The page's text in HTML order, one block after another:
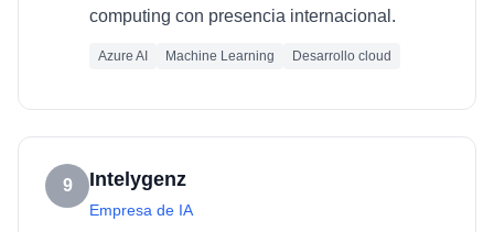
computing con presencia internacional.
Azure AI Machine Learning Desarrollo cloud
9 Intelygenz
Empresa de IA